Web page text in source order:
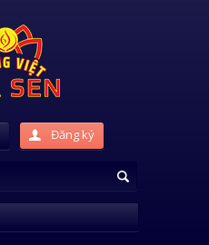
Đăng ký